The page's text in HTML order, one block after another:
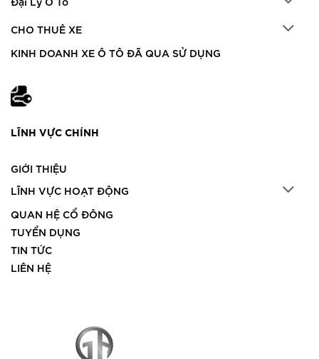
CHO THUÊ XE
KINH DOANH XE Ô TÔ ĐÃ QUA SỬ DỤNG
LĨNH VỰC CHÍNH
GIỚI THIỆU
LĨNH VỰC HOẠT ĐỘNG
QUAN HỆ CỔ ĐÔNG
TUYỂN DỤNG
TIN TỨC
LIÊN HỆ